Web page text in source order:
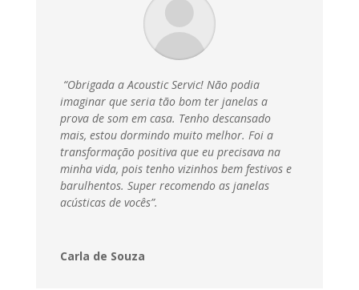
“Obrigada a Acoustic Servic! Não podia
imaginar que seria tão bom ter janelas a
prova de som em casa. Tenho descansado
mais, estou dormindo muito melhor. Foi a
transformação positiva que eu precisava na
minha vida, pois tenho vizinhos bem festivos e
barulhentos. Super recomendo as janelas
acústicas de vocês”.
Carla de Souza